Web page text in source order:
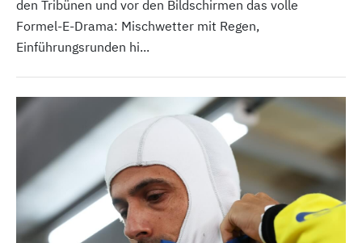
den Tribünen und vor den Bildschirmen das volle
Formel-E-Drama: Mischwetter mit Regen,
Einführungsrunden hi...